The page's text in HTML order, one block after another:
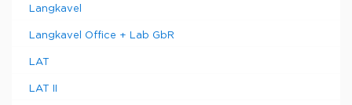
Langkavel
Langkavel Office + Lab GbR
LAT
LAT II